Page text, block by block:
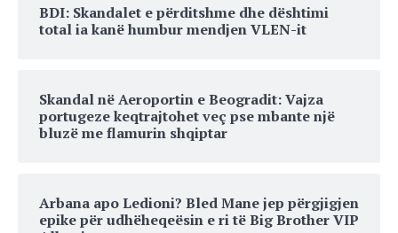
BDI: Skandalet e përditshme dhe dështimi
total ia kanë humbur mendjen VLEN-it
Skandal në Aeroportin e Beogradit: Vajza
portugeze keqtrajtohet veç pse mbante një
bluzë me flamurin shqiptar
Arbana apo Ledioni? Bled Mane jep përgjigjen
epike për udhëheqeësin e ri të Big Brother VIP